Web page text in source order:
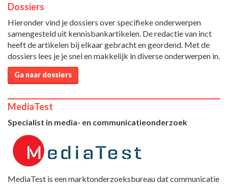
Dossiers
Hieronder vind je dossiers over specifieke onderwerpen
samengesteld uit kennisbankartikelen. De redactie van inct
heeft de artikelen bij elkaar gebracht en geordend. Met de
dossiers lees je je snel en makkelijk in diverse onderwerpen in.
Ga naar dossiers
MediaTest
Specialist in media- en communicatieonderzoek
MediaTest is een marktonderzoeksbureau dat communicatie